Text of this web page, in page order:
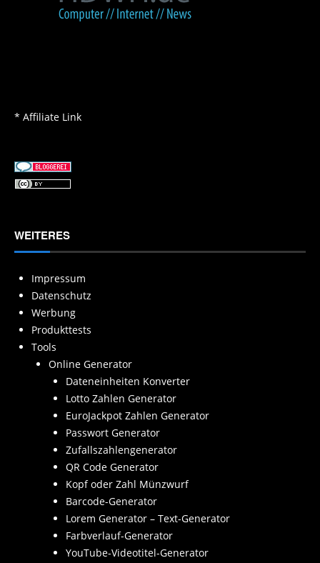
* Affiliate Link
WEITERES
Impressum
Datenschutz
Werbung
Produkttests
Tools
Online Generator
Dateneinheiten Konverter
Lotto Zahlen Generator
EuroJackpot Zahlen Generator
Passwort Generator
Zufallszahlengenerator
QR Code Generator
Kopf oder Zahl Münzwurf
Barcode-Generator
Lorem Generator – Text-Generator
Farbverlauf-Generator
YouTube-Videotitel-Generator